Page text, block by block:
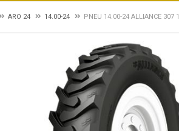
ARO 24 14.00-24 PNEU 14.00-24 ALLIANCE 307